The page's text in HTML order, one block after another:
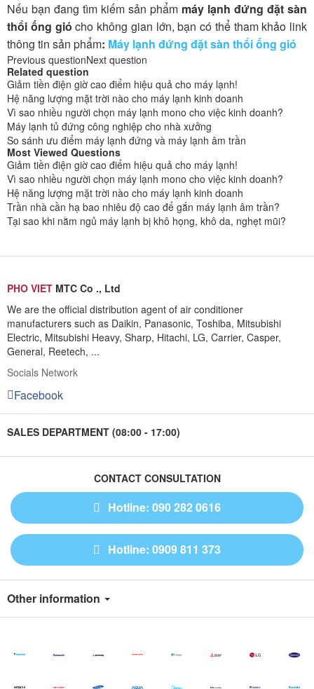
Nếu bạn đang tìm kiếm sản phẩm máy lạnh đứng đặt sàn
thổi ống gió cho không gian lớn, bạn có thể tham khảo link
thông tin sản phẩm: Máy lạnh đứng đặt sàn thổi ống gió
Previous questionNext question
Related question
Giảm tiền điện giờ cao điểm hiệu quả cho máy lạnh!
Hệ năng lượng mặt trời nào cho máy lạnh kinh doanh
Vì sao nhiều người chọn máy lạnh mono cho việc kinh doanh?
Máy lạnh tủ đứng công nghiệp cho nhà xưởng
So sánh ưu điểm máy lạnh đứng và máy lạnh âm trần
Most Viewed Questions
Giảm tiền điện giờ cao điểm hiệu quả cho máy lạnh!
Vì sao nhiều người chọn máy lạnh mono cho việc kinh doanh?
Hệ năng lượng mặt trời nào cho máy lạnh kinh doanh
Trần nhà cần hạ bao nhiêu độ cao để gắn máy lạnh âm trần?
Tại sao khi nằm ngủ máy lạnh bị khô họng, khô da, nghẹt mũi?
PHO VIET MTC Co ., Ltd
We are the official distribution agent of air conditioner
manufacturers such as Daikin, Panasonic, Toshiba, Mitsubishi
Electric, Mitsubishi Heavy, Sharp, Hitachi, LG, Carrier, Casper,
General, Reetech, ...
Socials Network
Facebook
SALES DEPARTMENT (08:00 - 17:00)
CONTACT CONSULTATION
Hotline: 090 282 0616
Hotline: 0909 811 373
Other information